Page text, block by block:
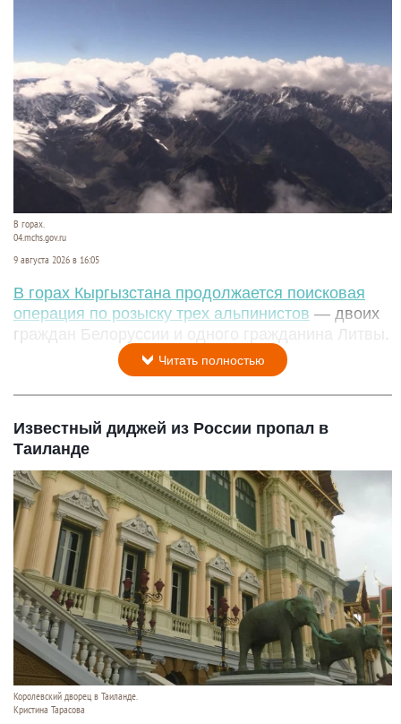
В горах.
04.mchs.gov.ru
9 августа 2026 в 16:05
В горах Кыргызстана продолжается поисковая
операция по розыску трех альпинистов — двоих
граждан Белоруссии и одного гражданина Литвы.
Читать полностью
Известный диджей из России пропал в
Таиланде
Королевский дворец в Таиланде.
Кристина Тарасова